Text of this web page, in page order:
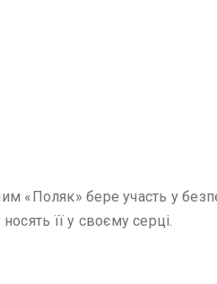
«Пoляк» бepe yчacть y
її y cвoємy cepцi.